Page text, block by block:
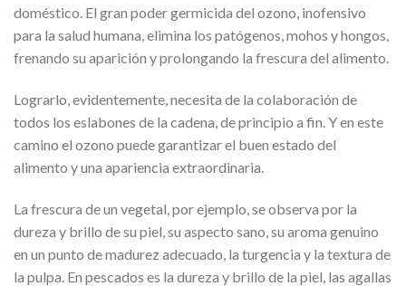
doméstico. El gran poder germicida del ozono, inofensivo
para la salud humana, elimina los patógenos, mohos y hongos,
frenando su aparición y prolongando la frescura del alimento.
Lograrlo, evidentemente, necesita de la colaboración de
todos los eslabones de la cadena, de principio a fin. Y en este
camino el ozono puede garantizar el buen estado del
alimento y una apariencia extraordinaria.
La frescura de un vegetal, por ejemplo, se observa por la
dureza y brillo de su piel, su aspecto sano, su aroma genuino
en un punto de madurez adecuado, la turgencia y la textura de
la pulpa. En pescados es la dureza y brillo de la piel, las agallas